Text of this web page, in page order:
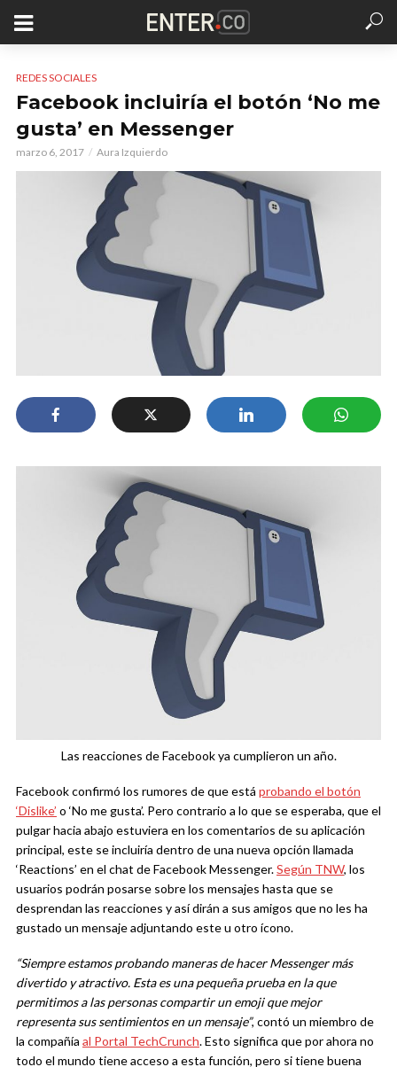
REDES SOCIALES
Facebook incluiría el botón ‘No me
gusta’ en Messenger
marzo 6, 2017 Aura Izquierdo
Las reacciones de Facebook ya cumplieron un año.
Facebook confirmó los rumores de que está probando el botón
‘Dislike’ o ‘No me gusta’. Pero contrario a lo que se esperaba, que el
pulgar hacia abajo estuviera en los comentarios de su aplicación
principal, este se incluiría dentro de una nueva opción llamada
‘Reactions’ en el chat de Facebook Messenger.Según TNW, los
usuarios podrán posarse sobre los mensajes hasta que se
desprendan las reacciones y así dirán a sus amigos que no les ha
gustado un mensaje adjuntando este u otro ícono.
“Siempre estamos probando maneras de hacer Messenger más
divertido y atractivo. Esta es una pequeña prueba en la que
permitimos a las personas compartir un emoji que mejor
representa sus sentimientos en un mensaje”, contó un miembro de
la compañía al Portal TechCrunch. Esto significa que por ahora no
todo el mundo tiene acceso a esta función, pero si tiene buena